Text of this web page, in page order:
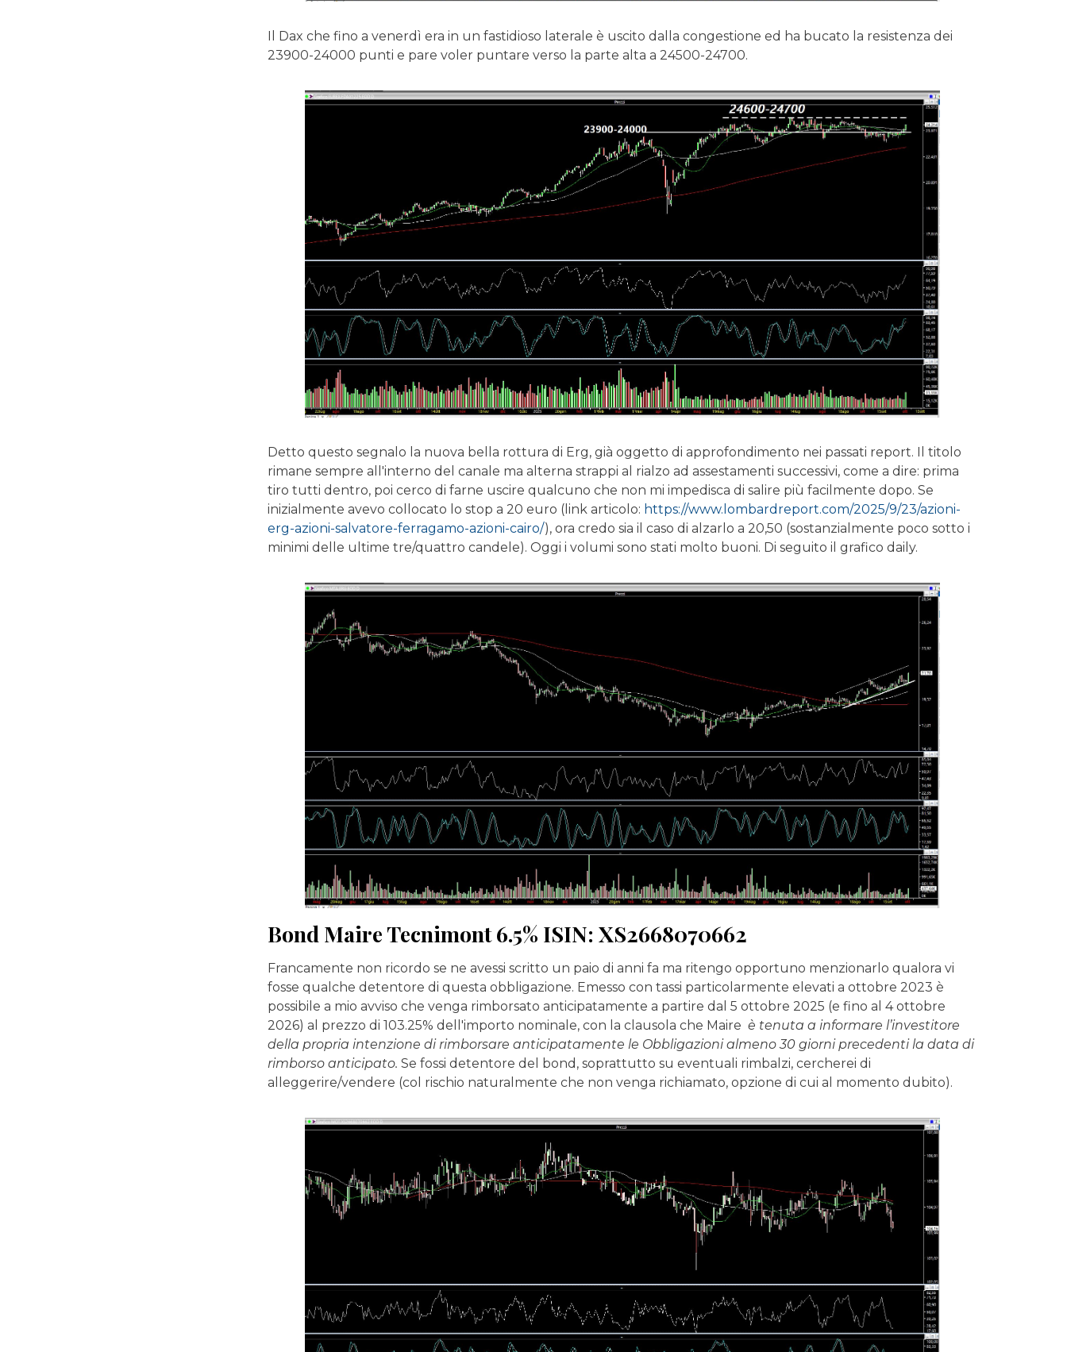
Il Dax che fino a venerdì era in un fastidioso laterale è uscito dalla congestione ed ha bucato la resistenza dei
23900-24000 punti e pare voler puntare verso la parte alta a 24500-24700.
Detto questo segnalo la nuova bella rottura di Erg, già oggetto di approfondimento nei passati report. Il titolo
rimane sempre all'interno del canale ma alterna strappi al rialzo ad assestamenti successivi, come a dire: prima
tiro tutti dentro, poi cerco di farne uscire qualcuno che non mi impedisca di salire più facilmente dopo. Se
inizialmente avevo collocato lo stop a 20 euro (link articolo: https://www.lombardreport.com/2025/9/23/azioni-
erg-azioni-salvatore-ferragamo-azioni-cairo/), ora credo sia il caso di alzarlo a 20,50 (sostanzialmente poco sotto i
minimi delle ultime tre/quattro candele). Oggi i volumi sono stati molto buoni. Di seguito il grafico daily.
Bond Maire Tecnimont 6.5% ISIN: XS2668070662
Francamente non ricordo se ne avessi scritto un paio di anni fa ma ritengo opportuno menzionarlo qualora vi
fosse qualche detentore di questa obbligazione. Emesso con tassi particolarmente elevati a ottobre 2023 è
possibile a mio avviso che venga rimborsato anticipatamente a partire dal 5 ottobre 2025 (e fino al 4 ottobre
2026) al prezzo di 103.25% dell'importo nominale, con la clausola che Maire è tenuta a informare l’investitore
della propria intenzione di rimborsare anticipatamente le Obbligazioni almeno 30 giorni precedenti la data di
rimborso anticipato.Se fossi detentore del bond, soprattutto su eventuali rimbalzi, cercherei di
alleggerire/vendere (col rischio naturalmente che non venga richiamato, opzione di cui al momento dubito).